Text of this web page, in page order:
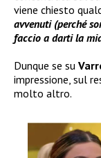
viene chiesto
avvenuti (perché
faccio a darti la
Dunque se su
impressione, sul
molto altro.